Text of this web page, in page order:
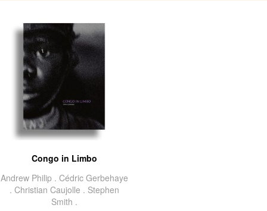
Congo in Limbo
Andrew Philip . Cédric Gerbehaye
. Christian Caujolle . Stephen
Smith .